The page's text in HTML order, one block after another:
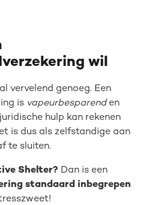
wil
vervelend genoeg. Een
is vapeurbesparenden
hulp kan rekenen
is dus als zelfstandige aan
te sluiten.
Shelter? Dan is een
standaard inbegrepen